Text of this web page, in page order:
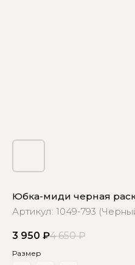
Юбка-миди черная
Артикул: 1049-793
3 950 ₽4 650 ₽
Размер